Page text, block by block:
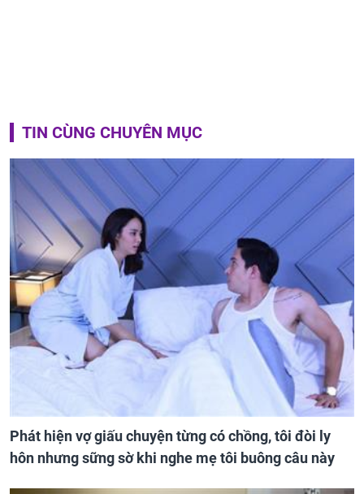
TIN CÙNG CHUYÊN MỤC
Phát hiện vợ giấu chuyện từng có chồng, tôi đòi ly
hôn nhưng sững sờ khi nghe mẹ tôi buông câu này